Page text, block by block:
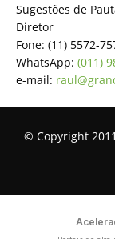
Sugestões de
Diretor
Fone: (11) 5572-
WhatsApp: (011)
e-mail:
© Copyright